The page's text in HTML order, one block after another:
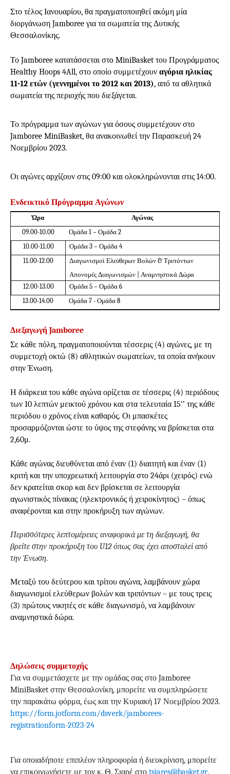
Στο τέλος Ιανουαρίου, θα πραγματοποιηθεί ακόμη μία
διοργάνωση Jamboree για τα σωματεία της Δυτικής
Θεσσαλονίκης.
Το Jamboree κατατάσσεται στo MiniBasket του Προγράμματος
Healthy Hoops 4All, στο οποίο συμμετέχουν αγόρια ηλικίας
11-12 ετών (γεννημένοι το 2012 και 2013), από τα αθλητικά
σωματεία της περιοχής που διεξάγεται.
Το πρόγραμμα των αγώνων για όσους συμμετέχουν στο
Jamboree MiniBasket, θα ανακοινωθεί την Παρασκευή 24
Νοεμβρίου 2023.
Οι αγώνες αρχίζουν στις 09:00 και ολοκληρώνονται στις 14:00.
Ενδεικτικό Πρόγραμμα Αγώνων
Ώρα
Αγώνας
09.00-10.00
Ομάδα 1 – Ομάδα 2
10.00-11.00
Ομάδα 3 – Ομάδα 4
11.00-12.00
Διαγωνισμοί Ελεύθερων Βολών & Τριπόντων
Απονομές Διαγωνισμών
Αναμνηστικά Δώρα
12.00-13.00
Ομάδα 5 – Ομάδα 6
13.00-14.00
Ομάδα 7 - Ομάδα 8
Διεξαγωγή Jamboree
Σε κάθε πόλη, πραγματοποιούνται τέσσερις (4) αγώνες, με τη
συμμετοχή οκτώ (8) αθλητικών σωματείων, τα οποία ανήκουν
στην Ένωση.
Η διάρκεια του κάθε αγώνα ορίζεται σε τέσσερις (4) περιόδους
των 10 λεπτών μεικτού χρόνου και στα τελευταία 15’’ της κάθε
περιόδου ο χρόνος είναι καθαρός. Οι μπασκέτες
προσαρμόζονται ώστε το ύψος της στεφάνης να βρίσκεται στα
2,60μ.
Κάθε αγώνας διευθύνεται από έναν (1) διαιτητή και έναν (1)
κριτή και την υποχρεωτική λειτουργία στο 24άρι (χειρός) ενώ
δεν κρατείται σκορ και δεν βρίσκεται σε λειτουργία
αγωνιστικός πίνακας (ηλεκτρονικός ή χειροκίνητος) – όπως
αναφέρονται και στην προκήρυξη των αγώνων.
Περισσότερες λεπτομέρειες αναφορικά με τη διεξαγωγή, θα
βρείτε στην προκήρυξη του U12 όπως σας έχει αποσταλεί από
την Ένωση.
Μεταξύ του δεύτερου και τρίτου αγώνα, λαμβάνουν χώρα
διαγωνισμοί ελεύθερων βολών και τριπόντων – με τους τρεις
(3) πρώτους νικητές σε κάθε διαγωνισμό, να λαμβάνουν
αναμνηστικά δώρα.
Δηλώσεις συμμετοχής
Για να συμμετάσχετε με την ομάδας σας στο Jamboree
MiniBasket στην Θεσσαλονίκη, μπορείτε να συμπληρώσετε
την παρακάτω φόρμα, έως και την Κυριακή 17 Νοεμβρίου 2023.
https://form.jotform.com/dsverk/jamborees-
registrationform-2023-24
Για οποιαδήποτε επιπλέον πληροφορία ή διευκρίνιση, μπορείτε
να επικοινωνήσετε με τον κ. Θ. Σιαρέ στο tsiares@basket.gr.